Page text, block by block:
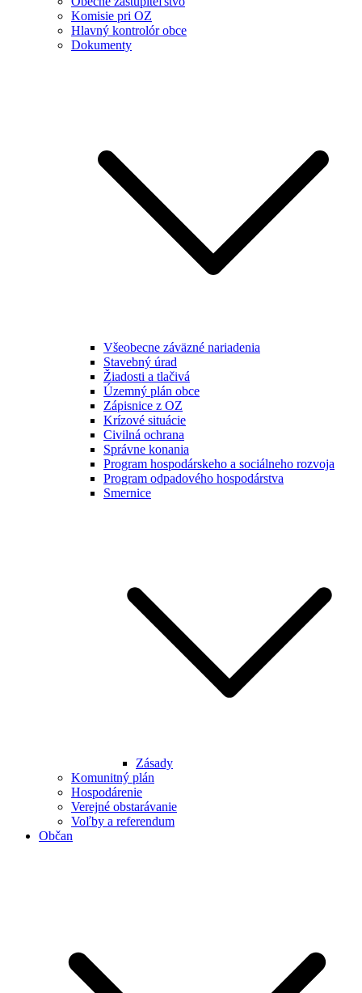
Komisie pri OZ
Hlavný kontrolór obce
Dokumenty
Všeobecne záväzné nariadenia
Stavebný úrad
Žiadosti a tlačivá
Územný plán obce
Zápisnice z OZ
Krízové situácie
Civilná ochrana
Správne konania
Program hospodárskeho a sociálneho rozvoja
Program odpadového hospodárstva
Smernice
Zásady
Komunitný plán
Hospodárenie
Verejné obstarávanie
Voľby a referendum
Občan